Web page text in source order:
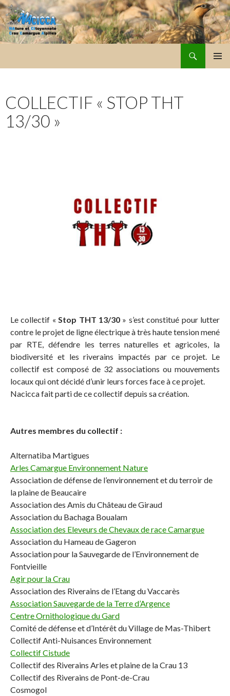
COLLECTIF « STOP THT
13/30 »
Le collectif «Stop THT 13/30 » s’est constitué pour lutter
contre le projet de ligne électrique à très haute tension mené
par RTE, défendre les terres naturelles et agricoles, la
biodiversité et les riverains impactés par ce projet. Le
collectif est composé de 32 associations ou mouvements
locaux qui ont décidé d’unir leurs forces face à ce projet.
Nacicca fait parti de ce collectif depuis sa création.
Autres membres du collectif :
Alternatiba Martigues
Arles Camargue Environnement Nature
Association de défense de l’environnement et du terroir de
la plaine de Beaucaire
Association des Amis du Château de Giraud
Association du Bachaga Boualam
Association des Eleveurs de Chevaux de race Camargue
Association du Hameau de Gageron
Association pour la Sauvegarde de l’Environnement de
Fontvieille
Agir pour la Crau
Association des Riverains de l’Etang du Vaccarès
Association Sauvegarde de la Terre d’Argence
Centre Ornithologique du Gard
Comité de défense et d’Intérêt du Village de Mas-Thibert
Collectif Anti-Nuisances Environnement
Collectif Cistude
Collectif des Riverains Arles et plaine de la Crau 13
Collectif des Riverains de Pont-de-Crau
Cosmogol